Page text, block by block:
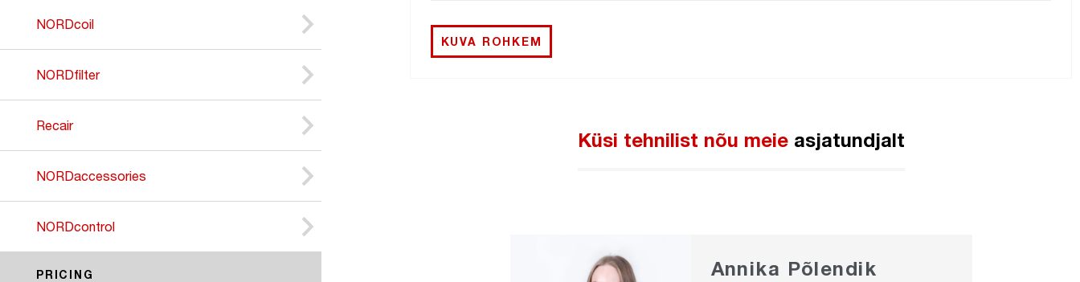
NORDcoil
NORDfilter
Recair
NORDaccessories
NORDcontrol
PRICING
KUVA ROHKEM
Küsi tehnilist nõu meie asjatundjalt
Annika Põlendik